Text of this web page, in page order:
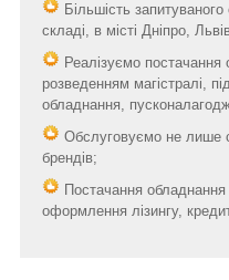
Більшість
складі, в місті Дніпро,
Реалізуємо
розведенням магістралі,
обладнання,
Обслуговуємо не лише
брендів;
Постачання
оформлення лізингу,